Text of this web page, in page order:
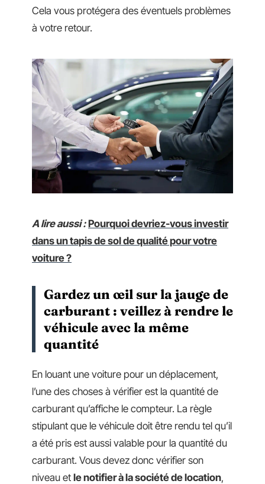
Cela vous protégera des éventuels problèmes
à votre retour.
A lire aussi : Pourquoi devriez-vous investir
dans un tapis de sol de qualité pour votre
voiture ?
Gardez un œil sur la jauge de
carburant : veillez à rendre le
véhicule avec la même
quantité
En louant une voiture pour un déplacement,
l’une des choses à vérifier est la quantité de
carburant qu’affiche le compteur. La règle
stipulant que le véhicule doit être rendu tel qu’il
a été pris est aussi valable pour la quantité du
carburant. Vous devez donc vérifier son
niveau et le notifier à la société de location,